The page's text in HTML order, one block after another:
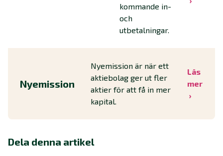
kommande in-
och
utbetalningar.
Nyemission
Nyemission är när ett
aktiebolag ger ut fler
aktier för att få in mer
kapital.
Läs
mer
Dela denna artikel